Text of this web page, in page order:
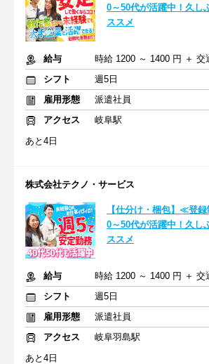
0～50代が活躍中！久し
ススメ
給与
時給 1200 ～ 1400 円 ＋ 交
シフト
週5日
雇用形態
派遣社員
アクセス
岐阜駅
あと4日
株式会社テクノ・サービス
【仕分け・梱包】≪登
0～50代が活躍中！久し
ススメ
給与
時給 1200 ～ 1400 円 ＋ 交
シフト
週5日
雇用形態
派遣社員
アクセス
岐阜羽島駅
あと4日